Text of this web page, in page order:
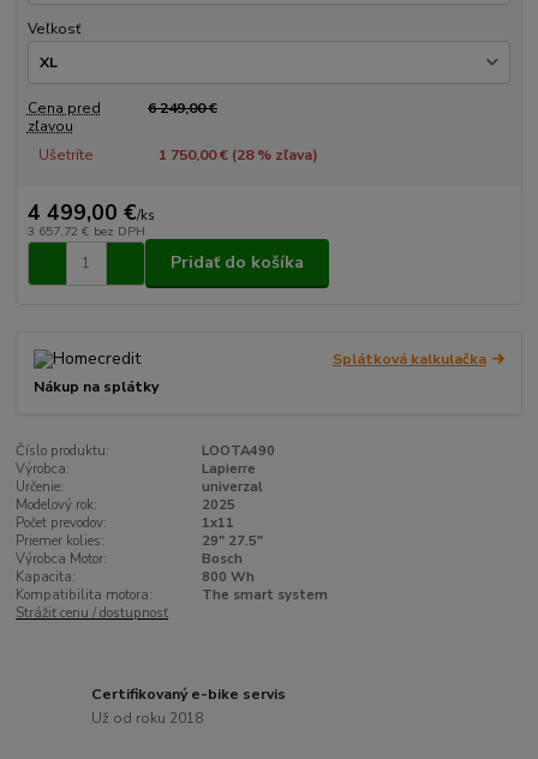
Veľkosť
Cena pred
zľavou
6 249,00 €
Ušetríte 1 750,00 € (28% zľava)
4 499,00 €/ks
3 657,72 € bez DPH
Pridať do košíka
Splátková kalkulačka
Nákup na splátky
Číslo produktu:
LOOTA490
Výrobca:
Lapierre
Určenie:
univerzal
Modelový rok:
2025
Počet prevodov:
1x11
Priemer kolies:
29" 27.5"
Výrobca Motor:
Bosch
Kapacita:
800 Wh
Kompatibilita motora:
The smart system
Strážiť cenu / dostupnosť
Certifikovaný e-bike servis
Už od roku 2018